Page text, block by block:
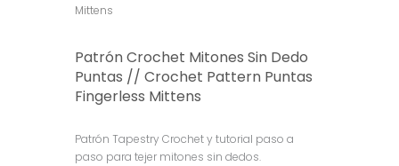
Mittens
Patrón Crochet Mitones Sin Dedo
Puntas // Crochet Pattern Puntas
Fingerless Mittens
Patrón Tapestry Crochet y tutorial paso a
paso para tejer mitones sin dedos.